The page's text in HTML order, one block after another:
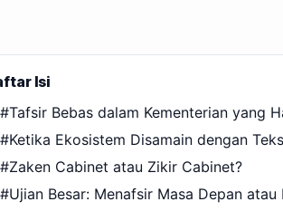
Isi
#Tafsir Bebas dalam Kementerian yang
#Ketika Ekosistem Disamain dengan
#Zaken Cabinet atau Zikir Cabinet?
#Ujian Besar: Menafsir Masa Depan atau